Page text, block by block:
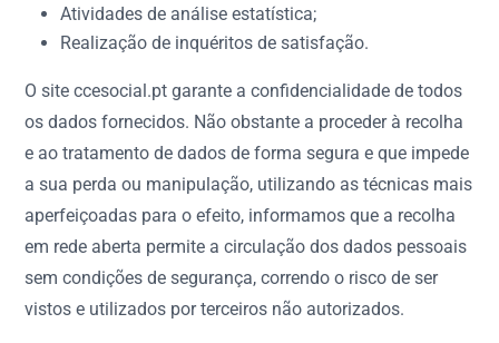
Atividades de análise estatística;
Realização de inquéritos de satisfação.
O site ccesocial.pt garante a confidencialidade de todos
os dados fornecidos. Não obstante a proceder à recolha
e ao tratamento de dados de forma segura e que impede
a sua perda ou manipulação, utilizando as técnicas mais
aperfeiçoadas para o efeito, informamos que a recolha
em rede aberta permite a circulação dos dados pessoais
sem condições de segurança, correndo o risco de ser
vistos e utilizados por terceiros não autorizados.